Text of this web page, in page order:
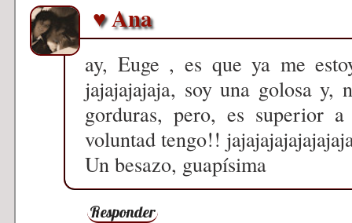
♥ Ana
ay, Euge , es que ya me
jajajajajaja, soy una golosa y,
gorduras, pero, es superior
voluntad tengo!!
Un besazo, guapísima
Responder